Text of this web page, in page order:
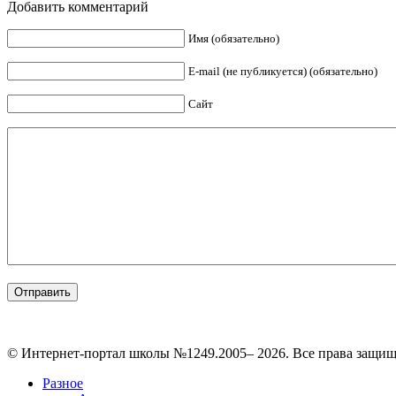
Добавить комментарий
Имя (обязательно)
E-mail (не публикуется) (обязательно)
Сайт
© Интернет-портал школы №1249.2005– 2026. Все права
Разное